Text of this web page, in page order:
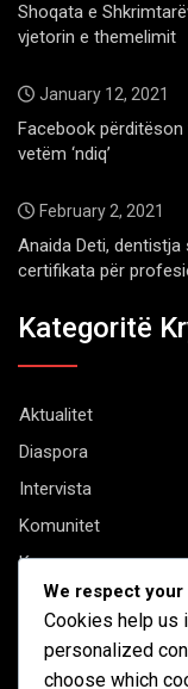
Shoqata e
vjetorin e themelimit
January 12, 2021
Facebook përditëson
vetëm ‘ndiq’
February 2, 2021
Anaida Deti,
certifikata për
Kategoritë
Aktualitet
Diaspora
Intervista
Komunitet
Kryesore
Letërsi
Shqiptarët në biznes
We respect your
Cookies help us
personalized
choose which